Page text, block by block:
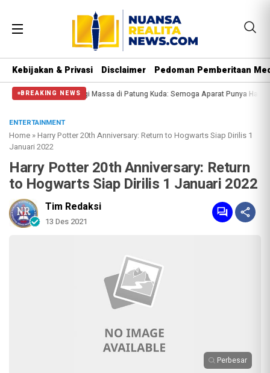
Kebijakan & Privasi Disclaimer Pedoman Pemberitaan
BREAKING NEWS
di Patung Kuda: Semoga Aparat Punya Hati Nurani Massa Reuni 212
ENTERTAINMENT
Home »Harry Potter 20th Anniversary: Return to Hogwarts Siap Dirilis 1
Januari 2022
Harry Potter 20th Anniversary: Return
to Hogwarts Siap Dirilis 1 Januari 2022
Tim Redaksi
13 Des 2021
Perbesar